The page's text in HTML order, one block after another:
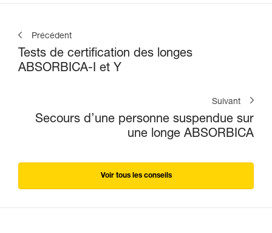
Précédent
Tests de certification des longes
ABSORBICA-I et Y
Suivant
Secours d’une personne suspendue sur
une longe ABSORBICA
Voir tous les conseils